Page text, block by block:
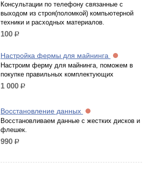
Консультации по телефону связанные с
выходом из строя(поломкой) компьютерной
техники и расходных материалов.
100 р.
Настройка фермы для майнинга
Настроим ферму для майнинга, поможем в
покупке правильных комплектующих
1 000 р.
Восстановление данных
Восстановливаем данные с жестких дисков и
флешек.
990 р.